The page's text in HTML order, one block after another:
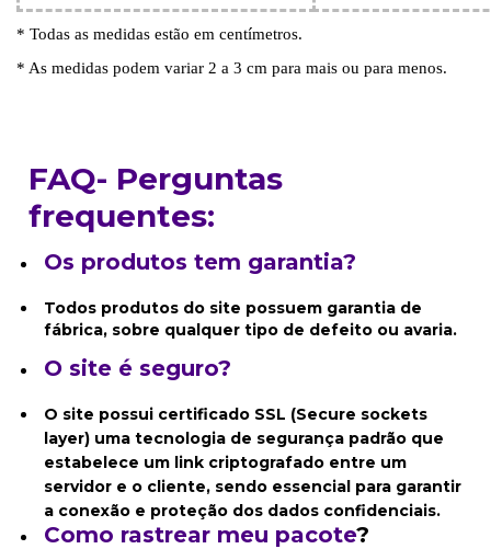
* Todas as medidas estão em centímetros.
* As medidas podem variar 2 a 3 cm para mais ou para menos.
FAQ- Perguntas
frequentes:
Os produtos tem garantia?
Todos produtos do site possuem garantia de
fábrica, sobre qualquer tipo de defeito ou avaria.
O site é seguro?
O site possui certificado SSL (Secure sockets
layer) uma tecnologia de segurança padrão que
estabelece um link criptografado entre um
servidor e o cliente, sendo essencial para garantir
a conexão e proteção dos dados confidenciais.
Como rastrear meu pacote?